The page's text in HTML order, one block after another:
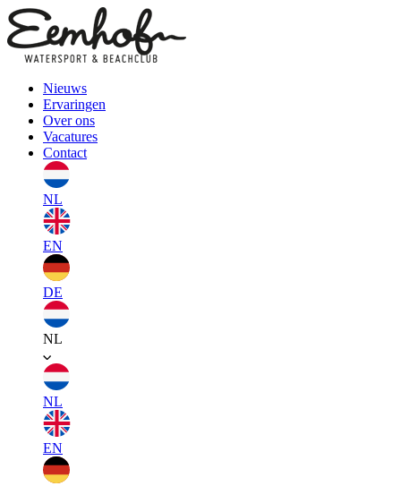
Nieuws
Ervaringen
Over ons
Vacatures
Contact
NL
EN
DE
NL
NL
EN